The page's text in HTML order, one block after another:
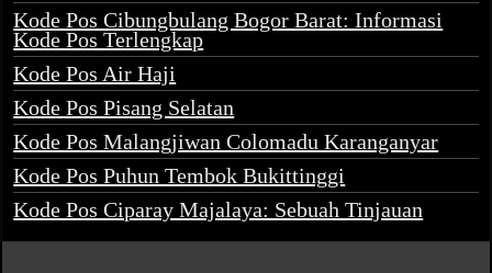
Kode Pos Cibungbulang Bogor Barat: Informasi
Kode Pos Terlengkap
Kode Pos Air Haji
Kode Pos Pisang Selatan
Kode Pos Malangjiwan Colomadu Karanganyar
Kode Pos Puhun Tembok Bukittinggi
Kode Pos Ciparay Majalaya: Sebuah Tinjauan